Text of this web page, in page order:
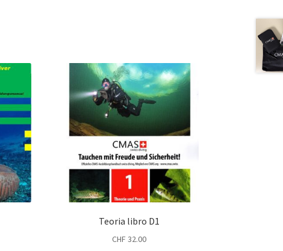
Teoria libro D1
CHF 32.00